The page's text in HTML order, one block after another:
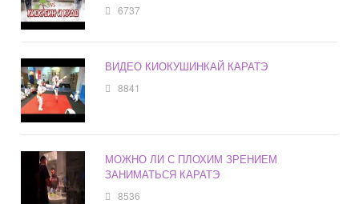
6737
ВИДЕО КИОКУШИНКАЙ КАРАТЭ
8841
МОЖНО ЛИ С ПЛОХИМ ЗРЕНИЕМ
ЗАНИМАТЬСЯ КАРАТЭ
8536